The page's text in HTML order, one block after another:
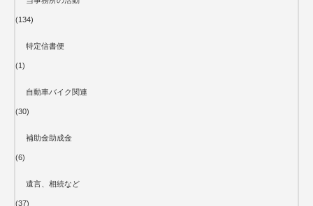
(134)
特定信書便
(1)
自動車バイク関連
(30)
補助金助成金
(6)
遺言、相続など
(37)